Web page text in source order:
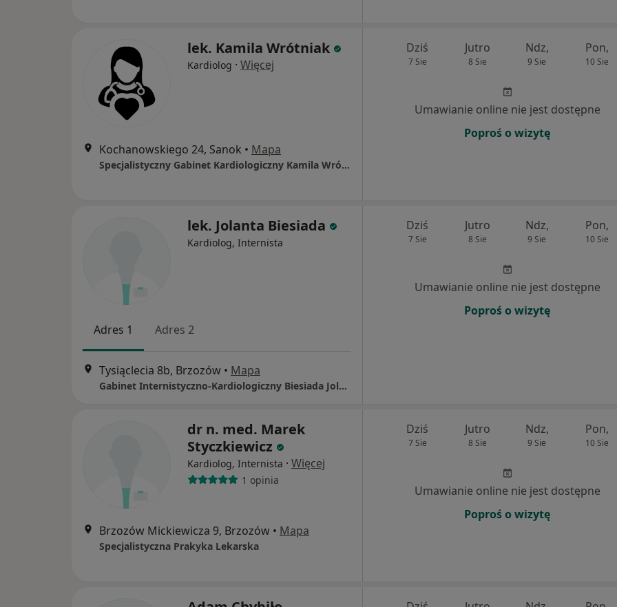
lek. Kamila Wrótniak
Kardiolog · Więcej
Kochanowskiego 24, Sanok • Mapa
Specjalistyczny Gabinet Kardiologiczny Kamila Wrótniak
Dziś
7 Sie
Jutro
8 Sie
Ndz,
9 Sie
Pon,
10 Sie
Umawianie online nie jest dostępne
Poproś o wizytę
lek. Jolanta Biesiada
Kardiolog, Internista
Adres 1 Adres 2
Tysiąclecia 8b, Brzozów • Mapa
Gabinet Internistyczno-Kardiologiczny Biesiada Jolanta
Dziś
7 Sie
Jutro
8 Sie
Ndz,
9 Sie
Pon,
10 Sie
Umawianie online nie jest dostępne
Poproś o wizytę
dr n. med. Marek
Styczkiewicz
Kardiolog, Internista · Więcej
1 opinia
Brzozów Mickiewicza 9, Brzozów • Mapa
Specjalistyczna Prakyka Lekarska
Dziś
7 Sie
Jutro
8 Sie
Ndz,
9 Sie
Pon,
10 Sie
Umawianie online nie jest dostępne
Poproś o wizytę